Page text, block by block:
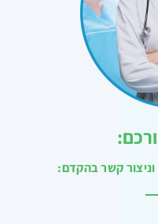
וניצור קשר בהקדם: